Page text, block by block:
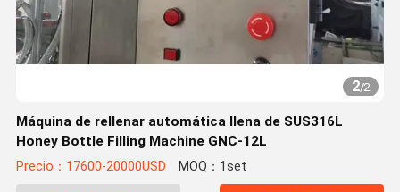
2/2
Máquina de rellenar automática llena de SUS316L
Honey Bottle Filling Machine GNC-12L
Precio：17600-20000USD MOQ：1set